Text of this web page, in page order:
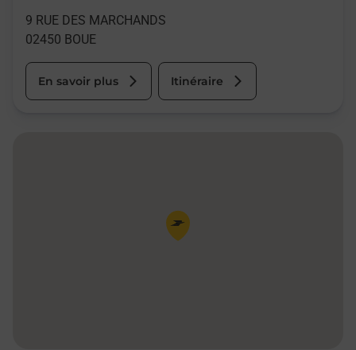
9 RUE DES MARCHANDS
02450 BOUE
En savoir plus Itinéraire
Pin de la carte